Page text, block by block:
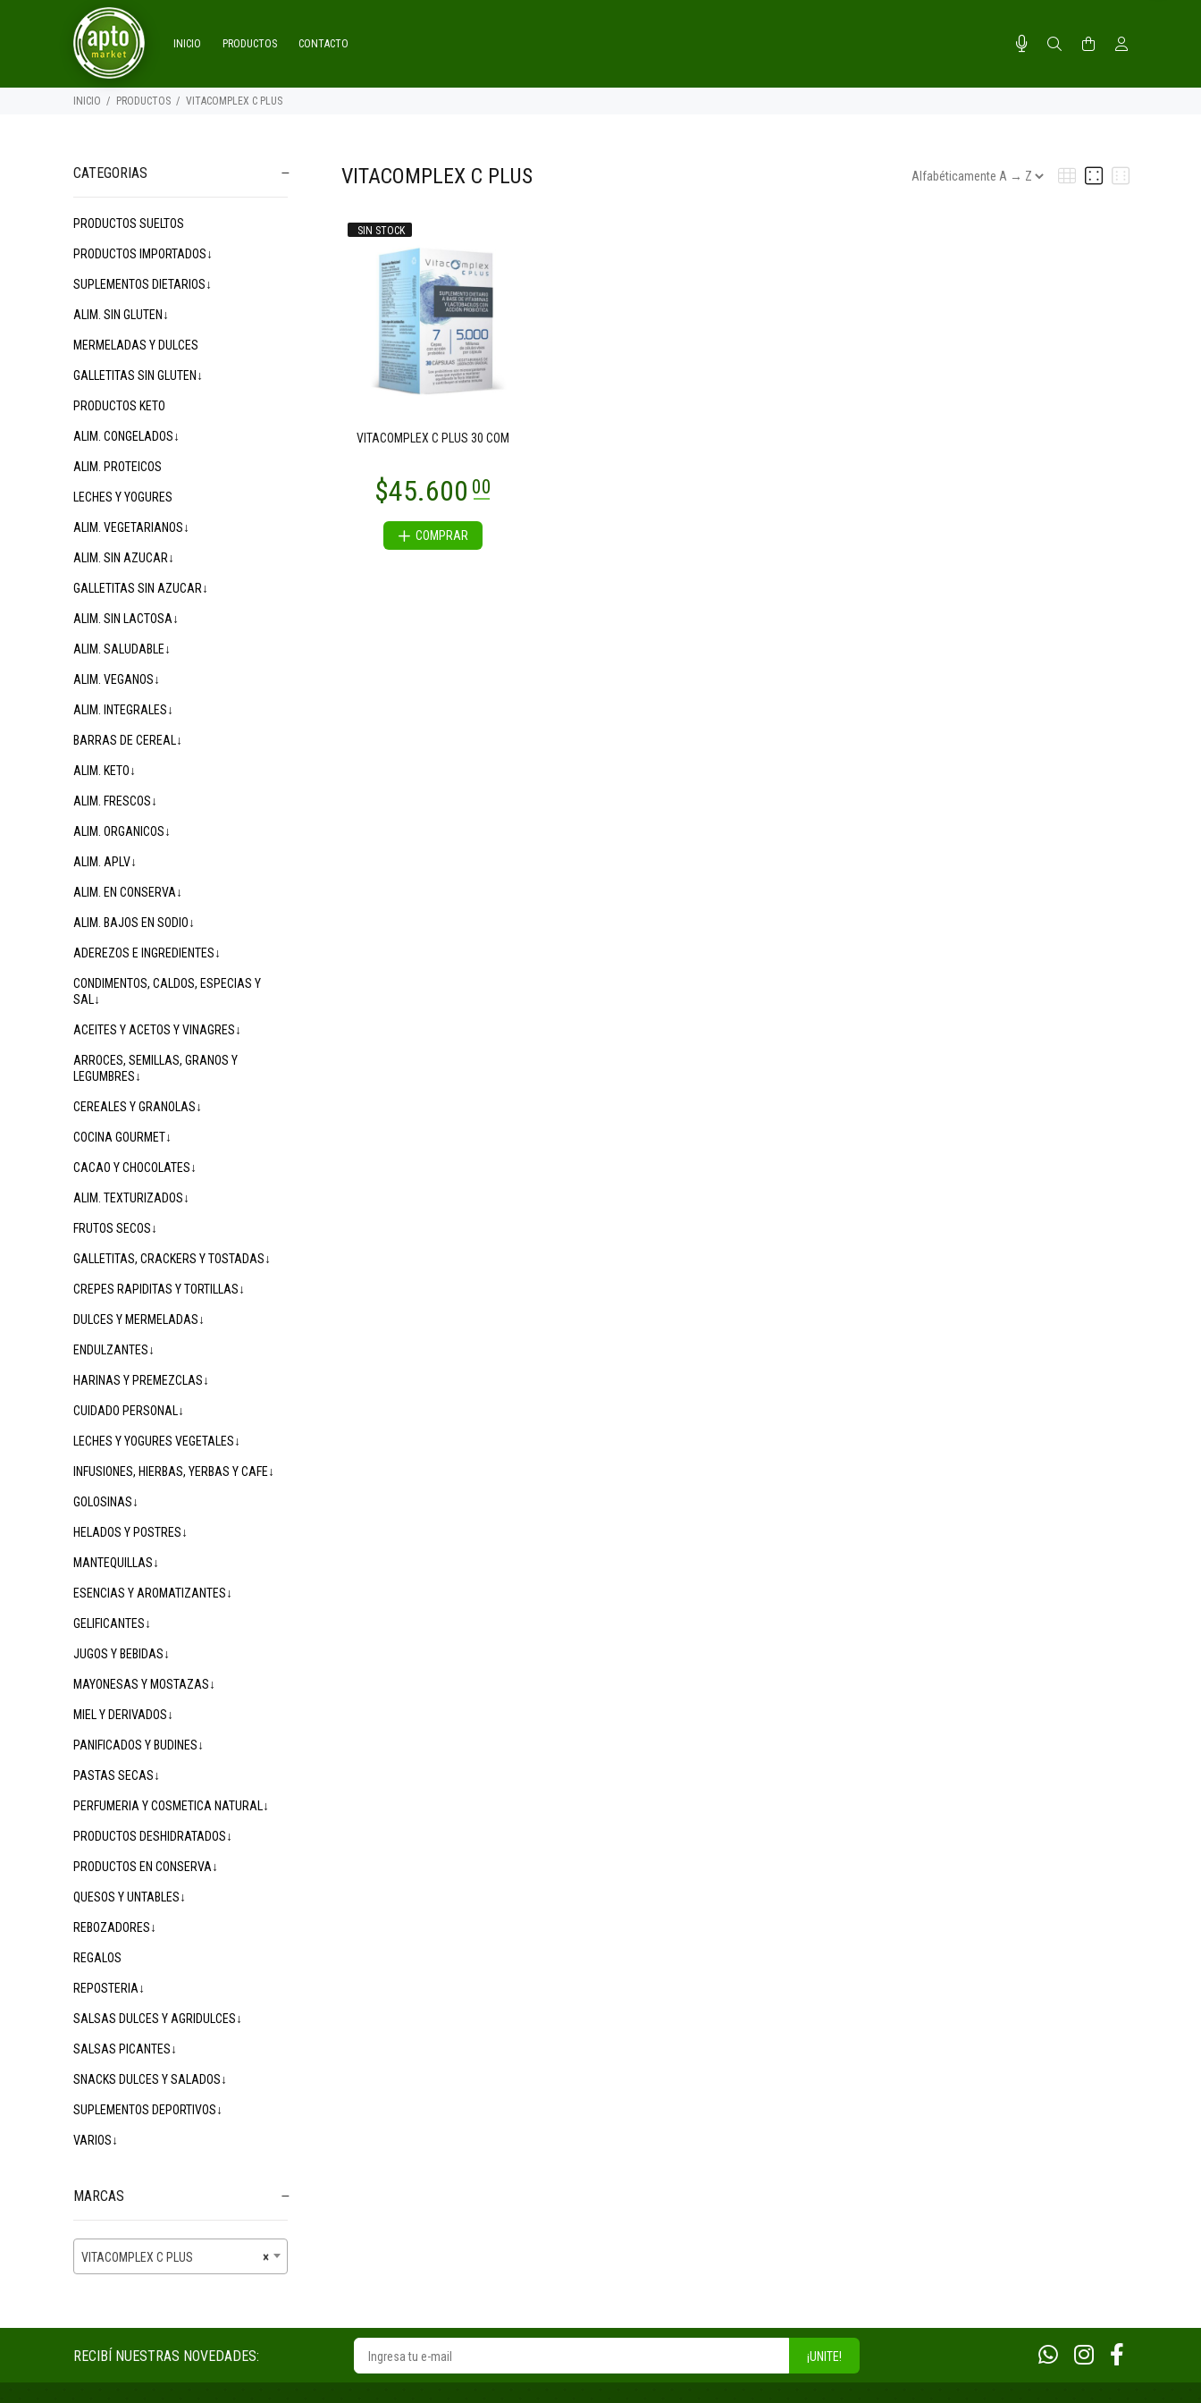
INICIO PRODUCTOS CONTACTO
INICIO PRODUCTOS VITACOMPLEX C PLUS
CATEGORIAS
PRODUCTOS SUELTOS
PRODUCTOS IMPORTADOS↓
SUPLEMENTOS DIETARIOS↓
ALIM. SIN GLUTEN↓
MERMELADAS Y DULCES
GALLETITAS SIN GLUTEN↓
PRODUCTOS KETO
ALIM. CONGELADOS↓
ALIM. PROTEICOS
LECHES Y YOGURES
ALIM. VEGETARIANOS↓
ALIM. SIN AZUCAR↓
GALLETITAS SIN AZUCAR↓
ALIM. SIN LACTOSA↓
ALIM. SALUDABLE↓
ALIM. VEGANOS↓
ALIM. INTEGRALES↓
BARRAS DE CEREAL↓
ALIM. KETO↓
ALIM. FRESCOS↓
ALIM. ORGANICOS↓
ALIM. APLV↓
ALIM. EN CONSERVA↓
ALIM. BAJOS EN SODIO↓
ADEREZOS E INGREDIENTES↓
CONDIMENTOS, CALDOS, ESPECIAS Y
SAL↓
ACEITES Y ACETOS Y VINAGRES↓
ARROCES, SEMILLAS, GRANOS Y
LEGUMBRES↓
CEREALES Y GRANOLAS↓
COCINA GOURMET↓
CACAO Y CHOCOLATES↓
ALIM. TEXTURIZADOS↓
FRUTOS SECOS↓
GALLETITAS, CRACKERS Y TOSTADAS↓
CREPES RAPIDITAS Y TORTILLAS↓
DULCES Y MERMELADAS↓
ENDULZANTES↓
HARINAS Y PREMEZCLAS↓
CUIDADO PERSONAL↓
LECHES Y YOGURES VEGETALES↓
INFUSIONES, HIERBAS, YERBAS Y CAFE↓
GOLOSINAS↓
HELADOS Y POSTRES↓
MANTEQUILLAS↓
ESENCIAS Y AROMATIZANTES↓
GELIFICANTES↓
JUGOS Y BEBIDAS↓
MAYONESAS Y MOSTAZAS↓
MIEL Y DERIVADOS↓
PANIFICADOS Y BUDINES↓
PASTAS SECAS↓
PERFUMERIA Y COSMETICA NATURAL↓
PRODUCTOS DESHIDRATADOS↓
PRODUCTOS EN CONSERVA↓
QUESOS Y UNTABLES↓
REBOZADORES↓
REGALOS
REPOSTERIA↓
SALSAS DULCES Y AGRIDULCES↓
SALSAS PICANTES↓
SNACKS DULCES Y SALADOS↓
SUPLEMENTOS DEPORTIVOS↓
VARIOS↓
MARCAS
×
VITACOMPLEX C PLUS
VITACOMPLEX C PLUS
SIN STOCK
VITACOMPLEX C PLUS 30 COM
$45.600
COMPRAR
RECIBÍ NUESTRAS NOVEDADES: ¡UNITE!